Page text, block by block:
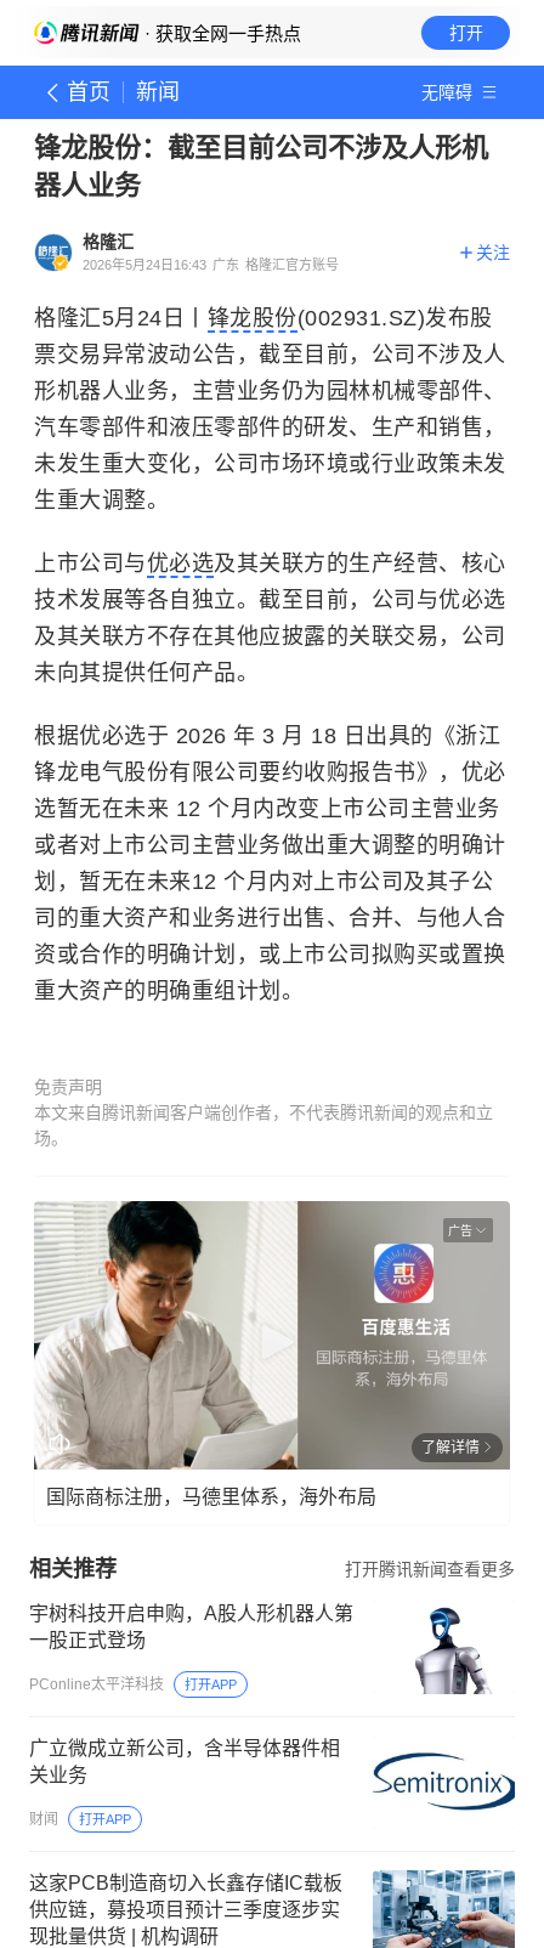
· 获取全网一手热点 打开
首页 新闻 无障碍
锋龙股份：截至目前公司不涉及人形机
器人业务
格隆汇
2026年5月24日16:43 广东 格隆汇官方账号
关注
格隆汇5月24日丨 锋龙股份(002931.SZ)发布股
票交易异常波动公告，截至目前，公司不涉及人
形机器人业务，主营业务仍为园林机械零部件、
汽车零部件和液压零部件的研发、生产和销售，
未发生重大变化，公司市场环境或行业政策未发
生重大调整。
上市公司与优必选及其关联方的生产经营、核心
技术发展等各自独立。截至目前，公司与优必选
及其关联方不存在其他应披露的关联交易，公司
未向其提供任何产品。
根据优必选于 2026 年 3 月 18 日出具的《浙江
锋龙电气股份有限公司要约收购报告书》，优必
选暂无在未来 12 个月内改变上市公司主营业务
或者对上市公司主营业务做出重大调整的明确计
划，暂无在未来12 个月内对上市公司及其子公
司的重大资产和业务进行出售、合并、与他人合
资或合作的明确计划，或上市公司拟购买或置换
重大资产的明确重组计划。
免责声明
本文来自腾讯新闻客户端创作者，不代表腾讯新闻的观点和立
场。
广告
了解详情
国际商标注册，马德里体系，海外布局
相关推荐 打开腾讯新闻查看更多
宇树科技开启申购，A股人形机器人第
一股正式登场
PConline太平洋科技 打开APP
广立微成立新公司，含半导体器件相
关业务
财闻 打开APP
这家PCB制造商切入长鑫存储IC载板
供应链，募投项目预计三季度逐步实
现批量供货 | 机构调研